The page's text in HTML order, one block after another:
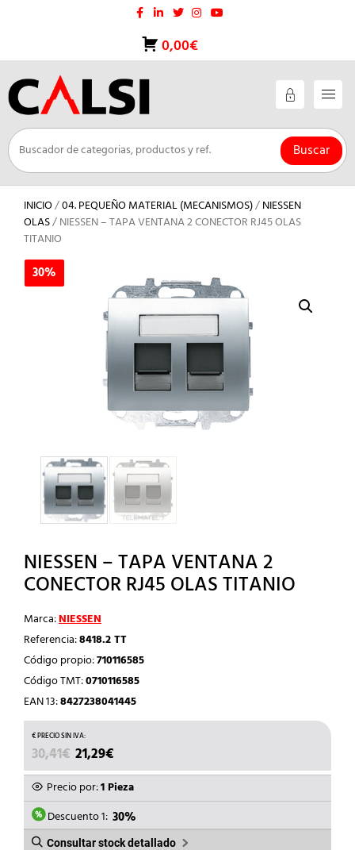
0,00€
Buscar
INICIO/04. PEQUEÑO MATERIAL (MECANISMOS)/NIESSEN
OLAS/ NIESSEN – TAPA VENTANA 2 CONECTOR RJ45 OLAS
TITANIO
30%
NIESSEN – TAPA VENTANA 2
CONECTOR RJ45 OLAS TITANIO
Marca:NIESSEN
Referencia:8418.2 TT
Código propio:710116585
Código TMT:0710116585
EAN 13:8427238041445
30,41€ EL
PRECIO
ORIGINAL
ERA:
30,41€.
21,29€
PRECIO
ACTUAL
ES:
21,29€.
Precio por:1 Pieza
Descuento 1: 30%
Consultar stock detallado
30%